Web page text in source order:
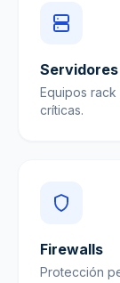
Servidores
Equipos
críticas.
Firewalls
Protección